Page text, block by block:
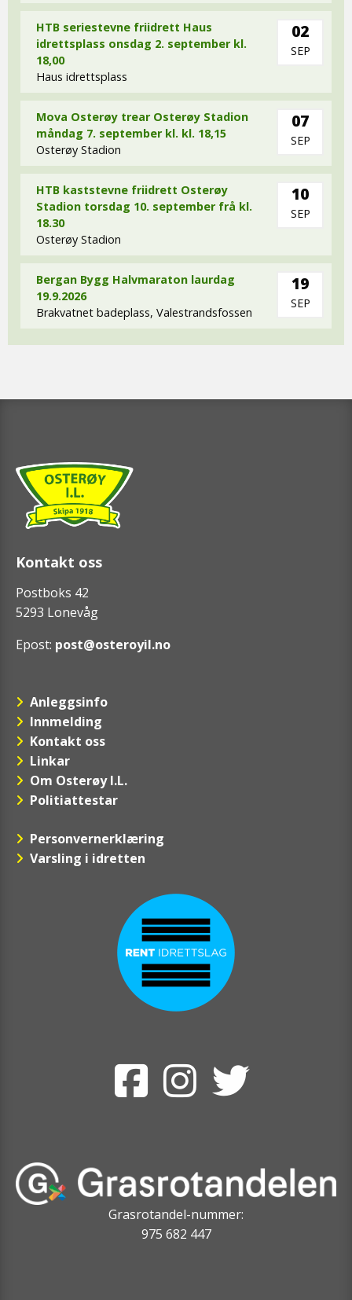
HTB seriestevne friidrett Haus
idrettsplass onsdag 2. september kl.
18,00
Haus idrettsplass
02
SEP
Mova Osterøy trear Osterøy Stadion
måndag 7. september kl. kl. 18,15
Osterøy Stadion
07
SEP
HTB kaststevne friidrett Osterøy
Stadion torsdag 10. september frå kl.
18.30
Osterøy Stadion
10
SEP
Bergan Bygg Halvmaraton laurdag
19.9.2026
Brakvatnet badeplass, Valestrandsfossen
19
SEP
Kontakt oss
Postboks 42
5293 Lonevåg
Epost: post@osteroyil.no
Anleggsinfo
Innmelding
Kontakt oss
Linkar
Om Osterøy I.L.
Politiattestar
Personvernerklæring
Varsling i idretten
Grasrotandel-nummer:
975 682 447